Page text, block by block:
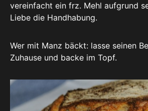
vereinfacht ein frz. Mehl aufgrund
Liebe die Handhabung.
Wer mit Manz bäckt: lasse seinen
Zuhause und backe im Topf.